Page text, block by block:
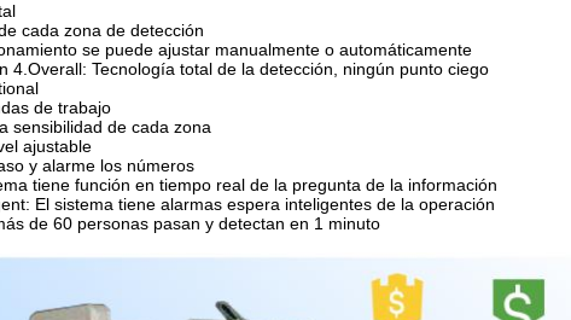
cada zona de detección
se puede ajustar manualmente o automáticamente
4.Overall: Tecnología total de la detección, ningún punto ciego
de trabajo
sensibilidad de cada zona
ajustable
y alarme los números
tiene función en tiempo real de la pregunta de la información
El sistema tiene alarmas espera inteligentes de la operación
de 60 personas pasan y detectan en 1 minuto